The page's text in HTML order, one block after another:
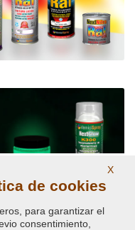
X
de cookies
para garantizar el
consentimiento,